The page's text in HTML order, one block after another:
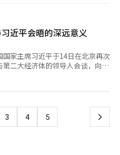
头们齐聚的原因正是如此。他们
霸权的“技术将领”。而在北京人
已经进入人工智能冷战时代的历
AI）系统翻译与编辑。
革命卫队的立场差异、美国的选
能随时影响谈判。尤其是如果发
会迅速上涨。尽管如此，世界现
“完全胜利”。 这是一种冷酷
甚至以色列都非常清楚全面战争
，全球经济将再次陷入通货膨胀
，这一问题更加迫切。韩国是一
如果中东的原油和液化天然气供
成本将同时受到压力。尤其是霍
易平衡的稳定。因此，此次北京
。 它更是对在人工智能和半导
，甚至华尔街金融公司都在
的资金。美国在设计、软件和先
位。 相对而言，中国则凭借庞
造业基础加快追赶步伐。中国地
巨额资金，同时积极进行半导体
京、上海、深圳等地已经聚集了
与半导体的竞争不仅仅是产业竞
重要，但关税是过去工业时代的
代转向“谁能掌握更多运算能力
可能因此而剧烈动荡。如果美中
这场战斗中，国家权力、产业战
本报道经人工智能（AI）系统
吗？= 部分要素仍然有效，但直
‘追赶型增长’，但现在已经站在
的方式增长。现在是需要引领技
。同时，解决在增长过程中产生
长’也很重要。也就是说，单纯
需要同时考虑可持续性和社会平
项和结构性局限？= 韩国经济在
世界最高水平，这无疑是竞争
长率快速下降，这是我最担忧
济因素，而是结构性问题，因此
当前世界经济是‘复合危机’，具
，"中美两国
之间的冲突可能性）'修昔底德
"他强调，双方领导人应共同寻
冲突。他还表示，"中美两国应
辟新时代大国关系的正确道
会谈中也使用了相同的表述。美
气氛开始访华行程之际，习主
，"台
大领导者"，并表示，"人们可能
"。他还表示，"能再次见到您，成
拉斯（Atlas）”开发模型展示
仅能行走，还能完美地完成倒立
结构化环境中自我保持平衡并完
，现代汽车集团以约11亿美元
公司收购运动机器本身的决定性
智能机器人愿景，计划在美国乔治
到需要高度熟练的组装工作，目
近平会晤的深远意义
家主席习近平于14日在北京再次
二大经济体的领导人会谈，向来
会谈的分量与象征意义尤为重
、供应链重组、美元霸权与人民
世纪中期的世界秩序”的重大探
，而中国则致力于建立新的多极
3 4 5 下